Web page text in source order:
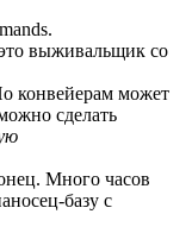
выживальщик со
конвейерам может
сделать
Много часов
базу с